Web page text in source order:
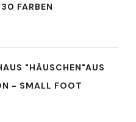
FARBEN
"HÄUSCHEN"AUS
- SMALL FOOT